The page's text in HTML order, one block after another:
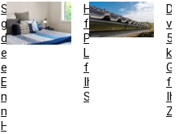
So
gestaltest
du
ein
einladendes
Esszimmer
mit
modernen
Holzmöbeln
Hotelbettwäsche
für
Privatkunden:
Luxus
für
Ihr
Schlafzimmer
5
für
Ihr